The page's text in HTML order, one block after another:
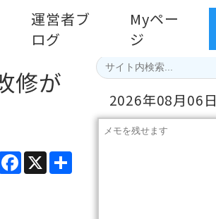
運営者ブ
ログ
Myペー
ジ
修が
X
Facebook
2026年08月06日